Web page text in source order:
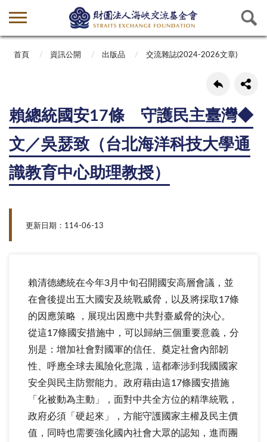
首頁 資訊公開 出版品 交流雜誌(2024-2026文章)
賴總統國安17條 守護民主臺灣◆
文／吳瑟致（台北海洋科技大學通
識教育中心助理教授）
更新日期：114-06-13
賴清德總統在今年3月中旬召開國安高層會議，並
在會後提出五大國安及統戰威脅，以及將採取17條
的因應策略 ，展現出因應中共對臺威脅的決心。
從這17條國安措施中，可以歸納三個重要意義，分
別是：增加社會對國軍的信任、奠定社會內部韌
性、呼應全球去風險化意識，這都牽涉到我國國家
安全與民主防禦能力。政府藉由這17條國安措施
「化被動為主動」，面對中共全方位的精準統戰，
政府必須「硬起來」，方能守護國家主權及民主價
值，同時也需要強化國內社會大眾的認知，進而團